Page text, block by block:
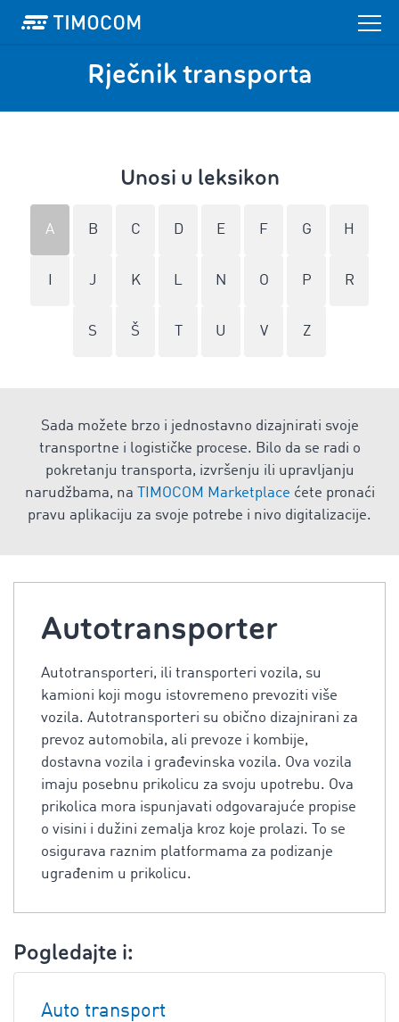
Rječnik transporta
Unosi u leksikon
A B C D E F G H
J K L N O P R
S Š U V Z
Sada možete brzo i jednostavno dizajnirati svoje
transportne i logističke procese. Bilo da se radi o
pokretanju transporta, izvršenju ili upravljanju
narudžbama, na
TIMOCOM Marketplace ćete pronaći
pravu aplikaciju za svoje potrebe i nivo digitalizacije.
Autotransporter
Autotransporteri, ili transporteri vozila, su
kamioni koji mogu istovremeno prevoziti više
vozila. Autotransporteri su obično dizajnirani za
prevoz automobila, ali prevoze i kombije,
dostavna vozila i građevinska vozila. Ova vozila
imaju posebnu prikolicu za svoju upotrebu. Ova
prikolica mora ispunjavati odgovarajuće propise
o visini i dužini zemalja kroz koje prolazi. To se
osigurava raznim platformama za podizanje
ugrađenim u prikolicu.
Pogledajte i:
Auto transport